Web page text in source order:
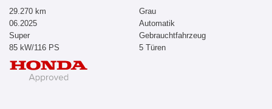
29.270 km
06.2025
Super
85 kW/116 PS
Grau
Automatik
Gebrauchtfahrzeug
5 Türen